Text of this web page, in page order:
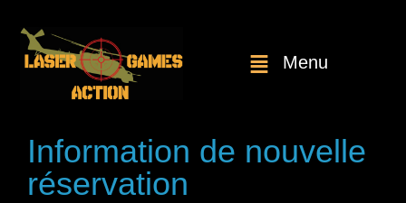
Menu
Information de nouvelle
réservation